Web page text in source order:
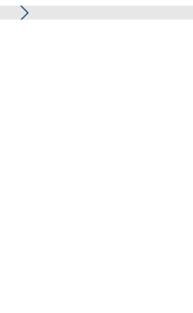
limiter les obligations qui ne peuvent, en
applicables, être exclues ou limitées.